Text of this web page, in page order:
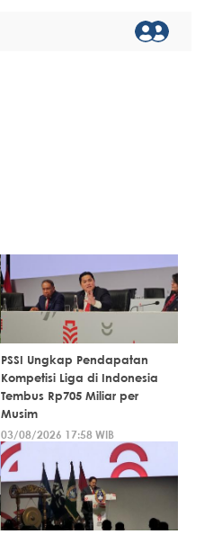
PSSI Ungkap Pendapatan
Kompetisi Liga di Indonesia
Tembus Rp705 Miliar per
Musim
03/08/2026 17:58 WIB